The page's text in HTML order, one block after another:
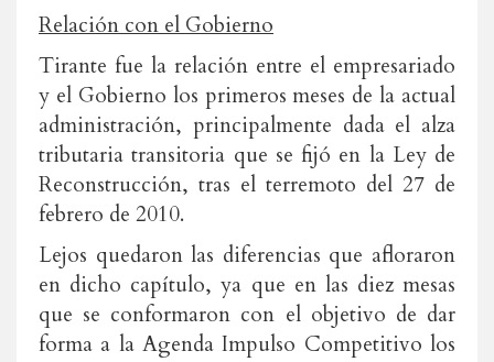
Relación con el Gobierno
Tirante fue la relación entre el empresariado
y el Gobierno los primeros meses de la actual
administración, principalmente dada el alza
tributaria transitoria que se fijó en la Ley de
Reconstrucción, tras el terremoto del 27 de
febrero de 2010.
Lejos quedaron las diferencias que afloraron
en dicho capítulo, ya que en las diez mesas
que se conformaron con el objetivo de dar
forma a la Agenda Impulso Competitivo los